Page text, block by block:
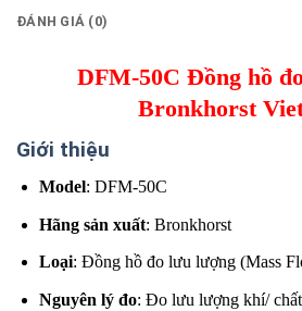
ĐÁNH GIÁ (0)
DFM-50C Đồng hồ
Bronkhorst
Giới thiệu
Model: DFM-50C
Hãng sản xuất: Bronkhorst
Loại: Đồng hồ đo lưu lượng (Mass
Nguyên lý đo: Đo lưu lượng khí/